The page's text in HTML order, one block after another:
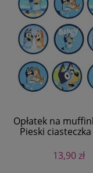
Opłatek na
Pieski
13,90 zł